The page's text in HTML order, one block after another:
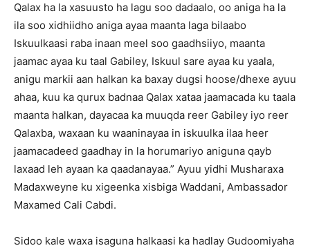
Qalax ha la xasuusto ha lagu soo dadaalo, oo aniga ha la
ila soo xidhiidho aniga ayaa maanta laga bilaabo
Iskuulkaasi raba inaan meel soo gaadhsiiyo, maanta
jaamac ayaa ku taal Gabiley, Iskuul sare ayaa ku yaala,
anigu markii aan halkan ka baxay dugsi hoose/dhexe ayuu
ahaa, kuu ka qurux badnaa Qalax xataa jaamacada ku taala
maanta halkan, dayacaa ka muuqda reer Gabiley iyo reer
Qalaxba, waxaan ku waaninayaa in iskuulka ilaa heer
jaamacadeed gaadhay in la horumariyo aniguna qayb
laxaad leh ayaan ka qaadanayaa.” Ayuu yidhi Musharaxa
Madaxweyne ku xigeenka xisbiga Waddani, Ambassador
Maxamed Cali Cabdi.
Sidoo kale waxa isaguna halkaasi ka hadlay Gudoomiyaha